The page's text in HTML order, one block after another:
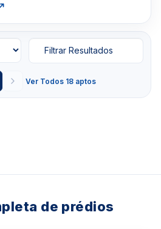
Ver Todos 18 aptos
Filtrar Resultados
de prédios